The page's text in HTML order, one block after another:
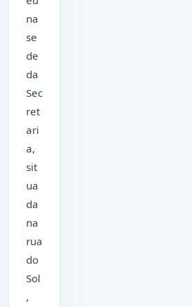
na
se
de
da
Sec
ret
ari
a,
sit
ua
da
na
rua
do
Sol
,